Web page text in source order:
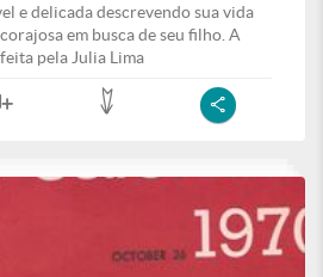
e delicada descrevendo sua vida
em busca de seu filho. A
pela Julia Lima